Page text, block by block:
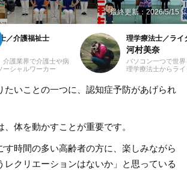
最終更新： 2026/5/15
／介護福祉士
介護業界で介護士や病
ーシャルワーカー
と申します。前職での
して、主に介護に関す
筆してまいります。ど
くお願いいたします。
理学療法士／ライ
河村美奈
パソコン一つで世
理学療法士からラ
の方が知って良か
章をお届けできた
たいことの一つに、認知症予防があげられ
体を動かすことが重要です。
す時間の多い高齢者の方に、楽しみながら
レクリエーションはないか」と思っている